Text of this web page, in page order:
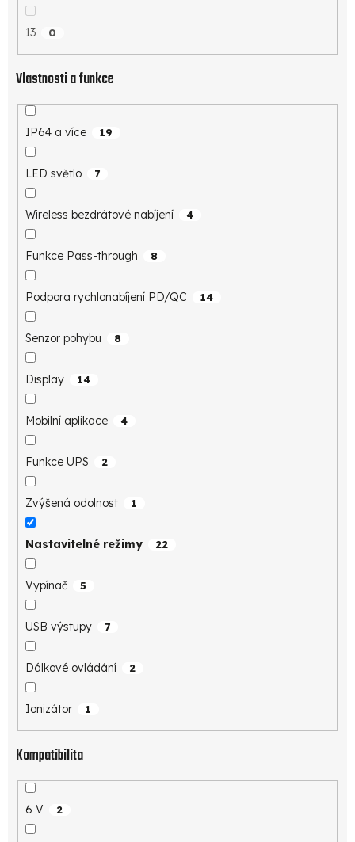
13 0
Vlastnosti a funkce
IP64 a více 19
LED světlo 7
Wireless bezdrátové nabíjení 4
Funkce Pass-through 8
Podpora rychlonabíjení PD/QC 14
Senzor pohybu 8
Display 14
Mobilní aplikace 4
Funkce UPS 2
Zvýšená odolnost 1
Nastavitelné režimy 22
Vypínač 5
USB výstupy 7
Dálkové ovládání 2
Ionizátor 1
Kompatibilita
6 V 2